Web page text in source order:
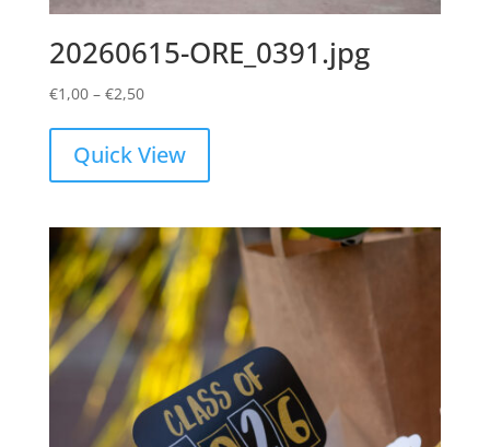
20260615-ORE_0391.jpg
€1,00 – €2,50Price
€1,00
through
Quick View